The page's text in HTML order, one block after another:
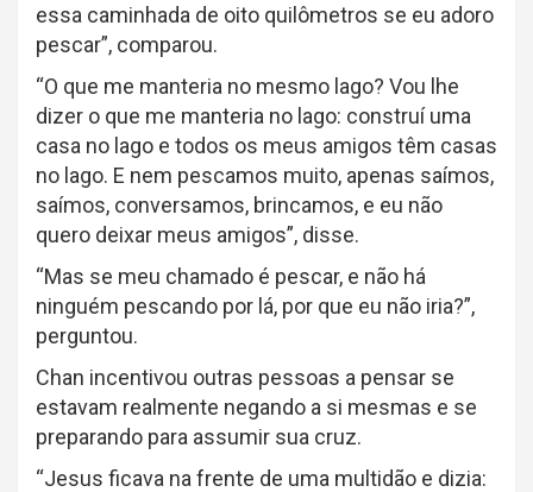
essa caminhada de oito quilômetros se eu adoro
pescar”, comparou.
“O que me manteria no mesmo lago? Vou lhe
dizer o que me manteria no lago: construí uma
casa no lago e todos os meus amigos têm casas
no lago. E nem pescamos muito, apenas saímos,
saímos, conversamos, brincamos, e eu não
quero deixar meus amigos”, disse.
“Mas se meu chamado é pescar, e não há
ninguém pescando por lá, por que eu não iria?”,
perguntou.
Chan incentivou outras pessoas a pensar se
estavam realmente negando a si mesmas e se
preparando para assumir sua cruz.
“Jesus ficava na frente de uma multidão e dizia: